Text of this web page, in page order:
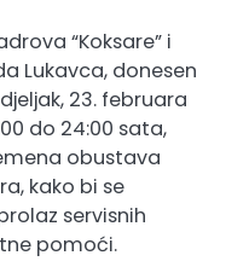
“Koksare” i
Lukavca, donesen
23. februara
do 24:00 sata,
obustava
kako bi se
servisnih
pomoći.